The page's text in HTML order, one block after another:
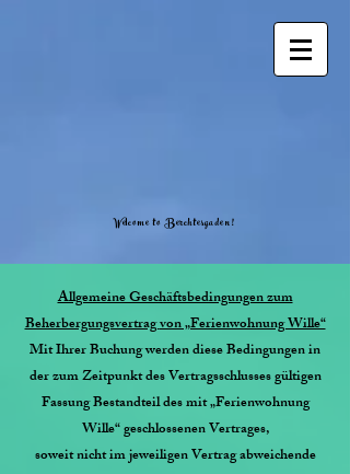
Welcome to Berchtesgaden!
Allgemeine Geschäftsbedingungen zum
Beherbergungsvertragvon „Ferienwohnung Wille“
Mit Ihrer Buchung werden diese Bedingungen in
der zum Zeitpunkt des Vertragsschlusses gültigen
Fassung Bestandteil des mit „Ferienwohnung
Wille“ geschlossenen Vertrages,
soweit nicht im jeweiligen Vertrag abweichende